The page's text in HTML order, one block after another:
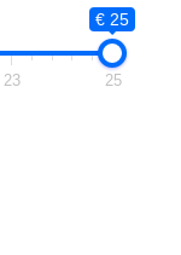
€ 25
23 25